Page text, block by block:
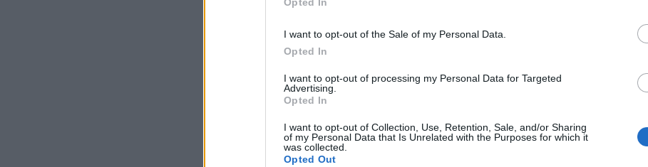
I want to opt-out of the Sale of my Personal Data.
Opted In
I want to opt-out of processing my Personal Data for Targeted
Advertising.
Opted In
I want to opt-out of Collection, Use, Retention, Sale, and/or Sharing
of my Personal Data that Is Unrelated with the Purposes for which it
was collected.
Opted Out